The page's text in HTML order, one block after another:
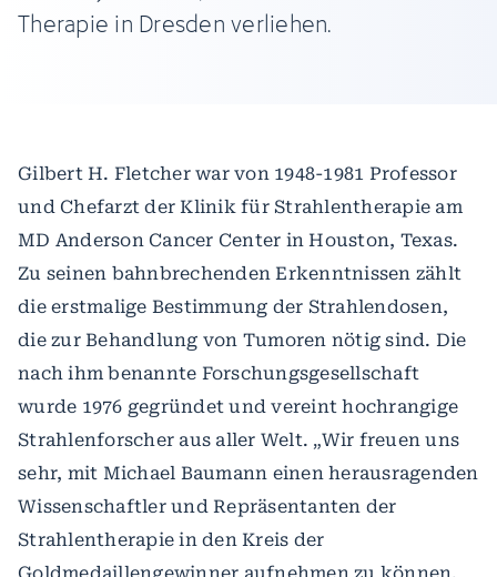
Therapie in Dresden verliehen.
Gilbert H. Fletcher war von 1948-1981 Professor
und Chefarzt der Klinik für Strahlentherapie am
MD Anderson Cancer Center in Houston, Texas.
Zu seinen bahnbrechenden Erkenntnissen zählt
die erstmalige Bestimmung der Strahlendosen,
die zur Behandlung von Tumoren nötig sind. Die
nach ihm benannte Forschungsgesellschaft
wurde 1976 gegründet und vereint hochrangige
Strahlenforscher aus aller Welt. „Wir freuen uns
sehr, mit Michael Baumann einen herausragenden
Wissenschaftler und Repräsentanten der
Strahlentherapie in den Kreis der